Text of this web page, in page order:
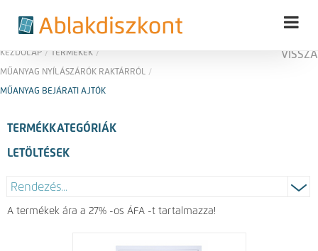
KEZDŐLAP / TERMÉKEK /
MŰANYAG NYÍLÁSZÁRÓK RAKTÁRRÓL /
MŰANYAG BEJÁRATI AJTÓK
VISSZA
TERMÉKKATEGÓRIÁK
LETÖLTÉSEK
A termékek ára a 27% -os ÁFA -t tartalmazza!